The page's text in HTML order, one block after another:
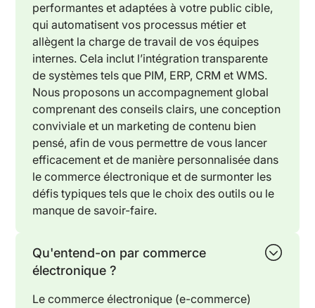
performantes et adaptées à votre public cible,
qui automatisent vos processus métier et
allègent la charge de travail de vos équipes
internes. Cela inclut l’intégration transparente
de systèmes tels que PIM, ERP, CRM et WMS.
Nous proposons un accompagnement global
comprenant des conseils clairs, une conception
conviviale et un marketing de contenu bien
pensé, afin de vous permettre de vous lancer
efficacement et de manière personnalisée dans
le commerce électronique et de surmonter les
défis typiques tels que le choix des outils ou le
manque de savoir-faire.
Qu'entend-on par commerce
électronique ?
Le commerce électronique (e-commerce)